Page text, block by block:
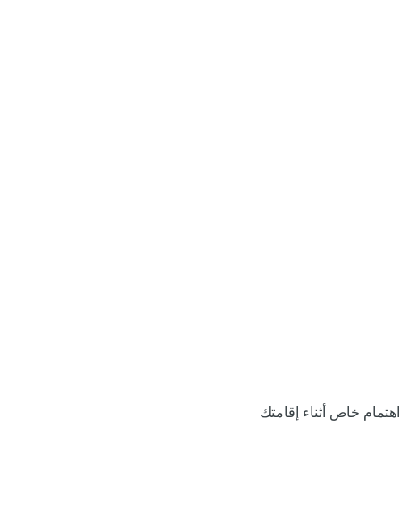
اهتمام خاص أثناء إقامتك